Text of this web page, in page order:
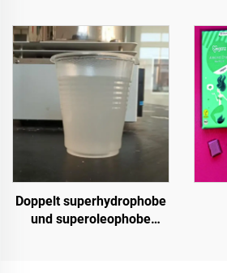
Polyurethan für
Landschaftsgestaltung
und Dekoration
Doppelt superhydrophobe
und superoleophobe